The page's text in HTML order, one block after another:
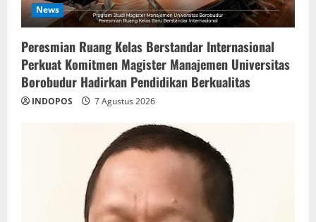
News
Peresmian Ruang Kelas Berstandar Internasional
Perkuat Komitmen Magister Manajemen Universitas
Borobudur Hadirkan Pendidikan Berkualitas
INDOPOS 7 Agustus 2026